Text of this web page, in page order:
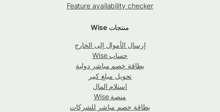
Feature availability checker
منتجات Wise
إرسال الأموال إلى الخارج
حساب Wise
بطاقة خصم مباشر دولية
تحويل مبلغ كبير
استلام المال
منصة Wise
بطاقة خصم مباشر للشركات